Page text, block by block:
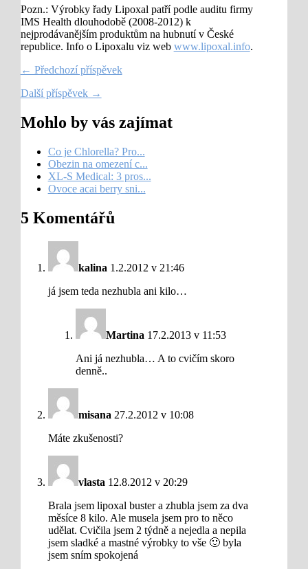
Pozn.: Výrobky řady Lipoxal patří podle auditu firmy
IMS Health dlouhodobě (2008-2012) k
nejprodávanějším produktům na hubnutí v České
republice. Info o Lipoxalu viz web www.lipoxal.info.
← Předchozí příspěvek
Další příspěvek →
Mohlo by vás zajímat
Co je Chlorella? Pro...
Obezin na omezení c...
XL-S Medical: 3 pros...
Ovoce acai berry sni...
5 Komentářů
kalina 1.2.2012 v 21:46
já jsem teda nezhubla ani kilo…
Martina 17.2.2013 v 11:53
Ani já nezhubla… A to cvičím skoro
denně..
misana 27.2.2012 v 10:08
Máte zkušenosti?
vlasta 12.8.2012 v 20:29
Brala jsem lipoxal buster a zhubla jsem za dva
měsíce 8 kilo. Ale musela jsem pro to něco
udělat. Cvičila jsem 2 týdně a nejedla a nepila
jsem sladké a mastné výrobky to vše 🙂 byla
jsem sním spokojená